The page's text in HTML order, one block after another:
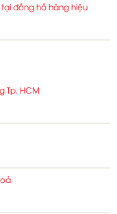
đồng hồ hàng hiệu
Tp. HCM